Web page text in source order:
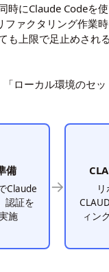
時にClaude Codeを
ァクタリング作業
も上限で足止めされ
ローカル環境のセッ
備
Claude
認証を
施
→
ィン